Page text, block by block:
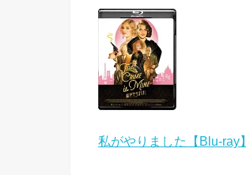
私がやりました【Blu-ray】